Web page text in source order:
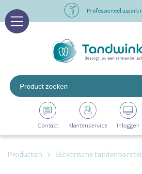
Professioneel
Op werkdagen voor 16.00 uur
Professioneel
Altijd op voorraad
Contact Klantenservice Inloggen
Producten Elektrische tandenborstel